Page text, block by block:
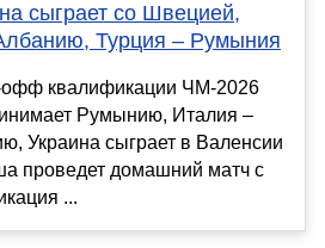
сыграет со Швецией,
Турция – Румыния
квалификации ЧМ-2026
Румынию, Италия –
Украина сыграет в Валенсии
проведет домашний матч с
...